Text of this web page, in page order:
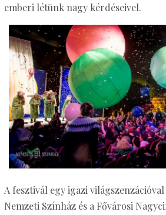
emberi létünk nagy kérdéseivel.
A fesztivál egy igazi
Nemzeti Színház és a Fővárosi